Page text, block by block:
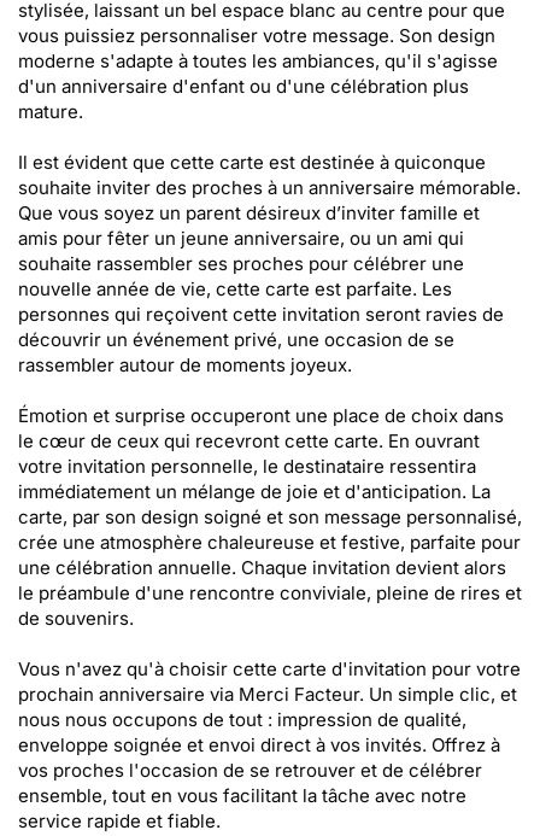
stylisée, laissant un bel espace blanc au centre pour que
vous puissiez personnaliser votre message. Son design
moderne s'adapte à toutes les ambiances, qu'il s'agisse
d'un anniversaire d'enfant ou d'une célébration plus
mature.
Il est évident que cette carte est destinée à quiconque
souhaite inviter des proches à un anniversaire mémorable.
Que vous soyez un parent désireux d’inviter famille et
amis pour fêter un jeune anniversaire, ou un ami qui
souhaite rassembler ses proches pour célébrer une
nouvelle année de vie, cette carte est parfaite. Les
personnes qui reçoivent cette invitation seront ravies de
découvrir un événement privé, une occasion de se
rassembler autour de moments joyeux.
Émotion et surprise occuperont une place de choix dans
le cœur de ceux qui recevront cette carte. En ouvrant
votre invitation personnelle, le destinataire ressentira
immédiatement un mélange de joie et d'anticipation. La
carte, par son design soigné et son message personnalisé,
crée une atmosphère chaleureuse et festive, parfaite pour
une célébration annuelle. Chaque invitation devient alors
le préambule d'une rencontre conviviale, pleine de rires et
de souvenirs.
Vous n'avez qu'à choisir cette carte d'invitation pour votre
prochain anniversaire via Merci Facteur. Un simple clic, et
nous nous occupons de tout : impression de qualité,
enveloppe soignée et envoi direct à vos invités. Offrez à
vos proches l'occasion de se retrouver et de célébrer
ensemble, tout en vous facilitant la tâche avec notre
service rapide et fiable.